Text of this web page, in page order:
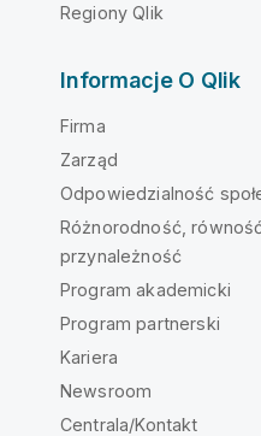
Regiony Qlik
Informacje O Qlik
Firma
Zarząd
Odpowiedzialność
Różnorodność,
przynależność
Program akademicki
Program partnerski
Kariera
Newsroom
Centrala/Kontakt